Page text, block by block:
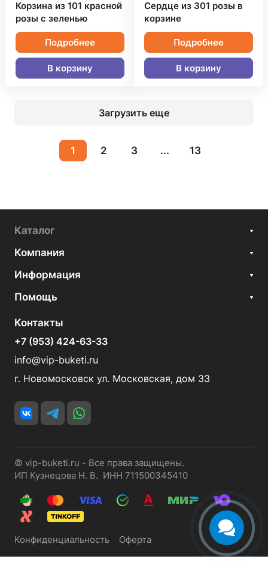
Корзина из 101 красной
розы с зеленью
Подробнее
В корзину
Сердце из 301 розы в
корзине
Подробнее
В корзину
Загрузить еще
1 2 3 ... 13
Каталог
Компания
Информация
Помощь
Контакты
+7 (953) 424-63-33
info@vip-buketi.ru
г. Новомосковск ул. Московская, дом 33
© vip-buketi.ru - Все права защищены.
ИП Кузнецова Н. В. ИНН 711500345410
Конфиденциальность Оферта